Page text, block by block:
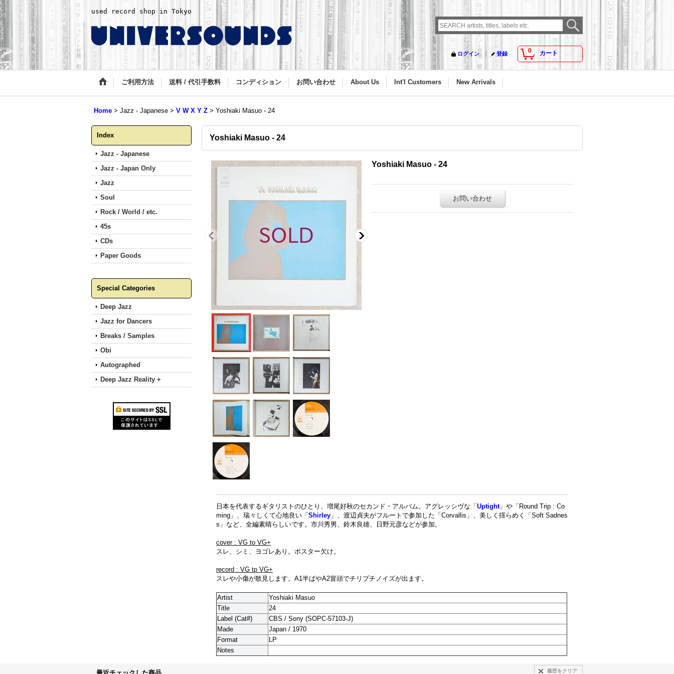
used record shop in Tokyo
0 カート
ログイン 登録
ご利用方法 送料 / 代引手数料 コンディション お問い合わせ About Us Int'l Customers New Arrivals
Home > Jazz - Japanese > V W X Y Z > Yoshiaki Masuo - 24
Index
Jazz - Japanese
Jazz - Japan Only
Jazz
Soul
Rock / World / etc.
45s
CDs
Paper Goods
Special Categories
Deep Jazz
Jazz for Dancers
Breaks / Samples
Obi
Autographed
Deep Jazz Reality +
Yoshiaki Masuo - 24
Yoshiaki Masuo - 24
お問い合わせ
日本を代表するギタリストのひとり、増尾好秋のセカンド・アルバム。アグレッシヴな「 Uptight」や「Round Trip : Co
ming」、瑞々しくて心地良い「 Shirley 」、渡辺貞夫がフルートで参加した「Corvallis」、美しく揺らめく「Soft Sadnes
s」など、全編素晴らしいです。市川秀男、鈴木良雄、日野元彦などが参加。
cover : VG to VG+
スレ、シミ、ヨゴレあり。ポスター欠け。
record : VG tp VG+
スレや小傷が散見します。A1半ばやA2冒頭でチリプチノイズが出ます。
Artist
Yoshiaki Masuo
Title
24
Label (Cat#)
CBS / Sony (SOPC-57103-J)
Made
Japan / 1970
Format
LP
Notes
履歴をクリア